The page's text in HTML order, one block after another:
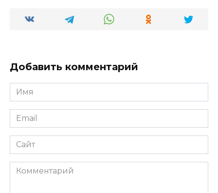
Добавить комментарий
Имя
*
Email
*
Сайт
Комментарий